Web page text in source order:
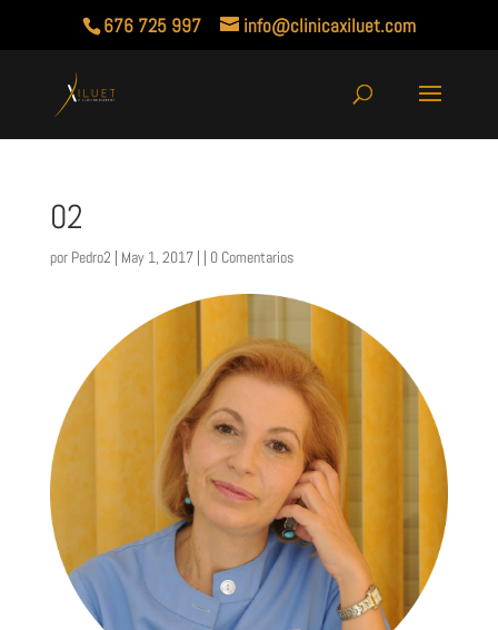
676 725 997 info@clinicaxiluet.com
02
por Pedro2 | May 1, 2017 | | 0 Comentarios